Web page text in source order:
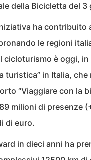
della Bicicletta del 3
ha
le regioni
cicloturismo è oggi,
turistica” in Italia,
“Viaggiare con la
milioni di presenze
di euro.
in dieci anni ha